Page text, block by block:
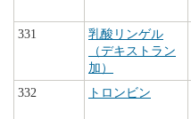
331
乳酸リンゲル
（デキストラン
加）
332
トロンビン